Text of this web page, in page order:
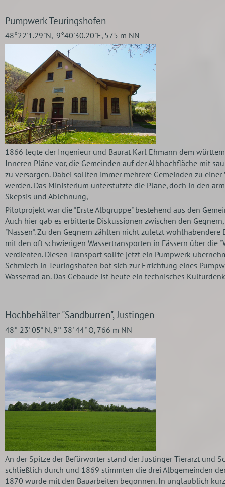
Pumpwerk Teuringshofen
48°22'1.29"N, 9°40'30.20"E, 575 m NN
1866 legte der Ingenieur und Baurat Karl Ehmann dem
Inneren Pläne vor, die Gemeinden auf der Albhochfläche mit
zu versorgen. Dabei sollten immer mehrere Gemeinden zu
werden. Das Ministerium unterstützte die Pläne, doch in den
Skepsis und Ablehnung,
Pilotprojekt war die "Erste Albgruppe" bestehend aus den
Auch hier gab es erbitterte Diskussionen zwischen den
"Nassen". Zu den Gegnern zählten nicht zuletzt
mit den oft schwierigen Wassertransporten in Fässern über die
verdienten. Diesen Transport sollte jetzt ein Pumpwerk
Schmiech in Teuringshofen bot sich zur Errichtung eines
Wasserrad an. Das Gebäude ist heute ein technisches
Hochbehälter "Sandburren", Justingen
48° 23' 05" N, 9° 38' 44" O, 766 m NN
An der Spitze der Befürworter stand der Justinger Tierarzt und
schließlich durch und 1869 stimmten die drei Albgemeinden
1870 wurde mit den Bauarbeiten begonnen. In unglaublich